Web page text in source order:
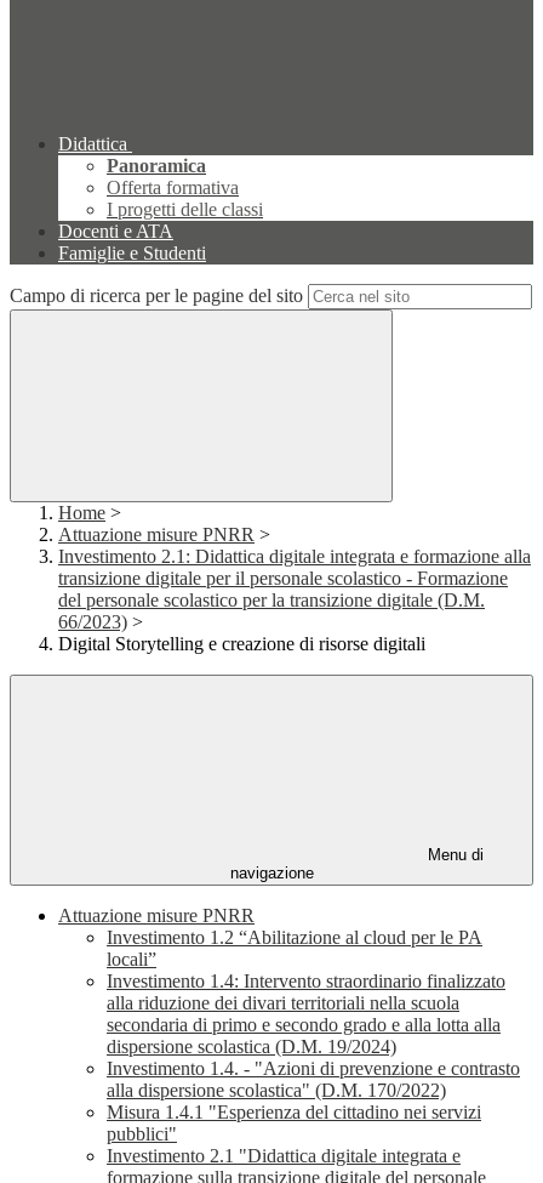
Didattica
Panoramica
Offerta formativa
I progetti delle classi
Docenti e ATA
Famiglie e Studenti
Campo di ricerca per le pagine del sito
Home >
Attuazione misure PNRR >
Investimento 2.1: Didattica digitale integrata e formazione alla
transizione digitale per il personale scolastico - Formazione
del personale scolastico per la transizione digitale (D.M.
66/2023) >
Digital Storytelling e creazione di risorse digitali
Menu di
navigazione
Attuazione misure PNRR
Investimento 1.2 “Abilitazione al cloud per le PA
locali”
Investimento 1.4: Intervento straordinario finalizzato
alla riduzione dei divari territoriali nella scuola
secondaria di primo e secondo grado e alla lotta alla
dispersione scolastica (D.M. 19/2024)
Investimento 1.4. - "Azioni di prevenzione e contrasto
alla dispersione scolastica" (D.M. 170/2022)
Misura 1.4.1 "Esperienza del cittadino nei servizi
pubblici"
Investimento 2.1 "Didattica digitale integrata e
formazione sulla transizione digitale del personale